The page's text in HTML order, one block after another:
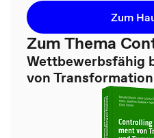
Zum
Zum Thema
Wettbewerbsfähig
von Transformation